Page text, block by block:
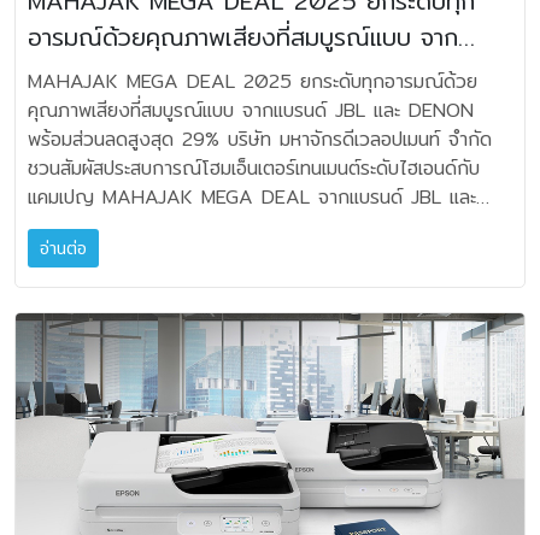
อย่างที่สำคัญไม่แพ้กันคือดีไซน์ เพราะทุกวันนี้อุปกรณ์ไม่ได้มีแค่
ฟังก์ชัน แต่ยังเป็นส่วนหนึ่งของการแต่งบ้านด้วย เราเลยชอบ
ดีไซน์ที่ดูคลาสสิก มินิมอล และเข้ากับบรรยากาศของบ้านได้” และ
เจเจ-กฤษณภูมิ พิบูลสงคราม เล่าว่า “จริงๆ เราฟังเพลงค่อน
ข้างเยอะ แต่ถ้าแนวที่ชอบที่สุดจะเป็น Hip-hop กับ R&B ซึ่ง
ศิลปินคนโปรดคือ Tyler, The Creator เราชอบทั้งสไตล์การ
แร็ป รวมถึงความสามารถด้านการโปรดิวซ์และการทำดนตรีของ
เขา แล้วพอเราเป็นคนที่อินกับรายละเอียดของดนตรี เวลาฟัง
เพลงก็เลยให้ความสำคัญกับอุปกรณ์ค่อนข้างมาก หลายคนอาจม
องว่าลำโพงแบบไหนก็ฟังได้เหมือนกัน แต่ถ้าฟังลึกลงไปอีก
ระดับ เราจะสัมผัสรายละเอียดของเสียงและสิ่งที่ศิลปินตั้งใจ
ถ่ายทอดได้มากขึ้น เพราะถ้าลำโพงคุณภาพไม่ดี บางครั้งเสียง
ย่านต่ำหรือย่านสูงอาจหายไป ทำให้ประสบการณ์การฟังไม่ครบ
ถ้วน ดังนั้นเวลาเลือกลำโพง นอกเหนือจากคาแรคเตอร์ของ
แบรนด์ที่เหมาะกับเราแล้ว ก็จะเลือกจากคุณภาพของเสียงว่า
บาลานซ์และดึงรายละเอียดแต่ละย่านออกมาได้ดีแค่ไหน รวมถึง
ดีไซน์ด้วย เพราะถ้าลำโพงสามารถเข้ากับการแต่งบ้านได้ ก็ยิ่ง
ตอบโจทย์การใช้ชีวิตมากขึ้น” พบกับ “ฮาร์แมน คาร์ดอน”
2569 ไม่ต่ำกว่า 5% จากการขับเคลื่อนกลยุทธ์ที่ให้ความสำคัญ
กับการสร้างคุณค่าในระยะยาวมากกว่าการแข่งขันด้านราคา ภาย
ใต้แนวคิด ‘Customer Value First’ โดยมุ่งสร้างคุณค่ารวม
(Total Value) ผ่านการผสานโซลูชัน บริการ และแนวทางด้าน
ความยั่งยืนอย่างเป็นระบบ ทั้งในตลาด B2C และ B2B”
สำหรับกลยุทธ์ในกลุ่ม B2C จะยึดแนวทาง ‘Defense &
Premiumization’ ที่มุ่งรักษาส่วนแบ่งตลาดและฐานลูกค้าใน
ตลาดที่เอปสันเป็นผู้นำอยู่ พร้อมกับยกระดับพอร์ตสินค้าไปสู่รุ่นที่มี
มูลค่าสูงขึ้น ควบคู่กับการเพิ่มประสิทธิภาพการทำตลาดทั้งช่อง
ทางออฟไลน์และออนไลน์ เพื่อเสริมความแข็งแกร่งของแบรนด์
และการเข้าถึงผู้บริโภคอย่างมีประสิทธิภาพ โดยสินค้าไฮไลท์ของ
กลุ่ม B2C ในปี 2569 ได้แก่ เครื่องพิมพ์ EcoTank รุ่นใหม่
และโปรเจคเตอร์ Lifestudio ซีรี่ส์ ซึ่งออกแบบมาเพื่อตอบโจทย์
ไลฟ์สไตล์ยุคใหม่ ไม่ว่าจะเป็น Lifestudio Pop ที่เน้นความ
กะทัดรัดและดีไซน์สนุก หรือ Lifestudio Flex ที่เน้นความ
ยืดหยุ่นและประสบการณ์ภาพระดับพรีเมียม พร้อมเทคโนโลยี
Google TV และระบบเสียงโดย Bose ขณะที่ตลาด B2B
เอปสันจะเดินหน้ากลยุทธ์ ‘Acceleration & Expansion’ มุ่ง
มองพาโนรามาอันน่าทึ่ง ผลงานทั้งหมดสะท้อนความทะเยอทะยาน
ทางศิลปะและความเชี่ยวชาญด้านเทคนิคที่กำลังเติบโตอย่างน่า
จับตามองในเอเชียตะวันออกเฉียงใต้ มร.เดวิด เอวานส์ ภัณฑา
รักษ์ของงานประกวด Epson International Pano Awards
ภัณฑารักษ์ของการแข่งขัน กล่าวว่า “ทุกปีขอบเขตของภาพถ่าย
พาโนรามาถูกขยายออกไป และปี 2025 ก็ไม่ต่างกัน ด้วยแรง
สนับสนุนจากเอปสัน เอเชียตะวันออกเฉียงใต้ และเอปสัน
ที่เข้าประกวดเต็มไปด้วยความหลากหลาย ความคิดสร้างสรรค์
และความเป็นเลิศทางเทคนิค ซึ่งยืนยันว่าพาโนรามาคือหนึ่งในสื่อ
ทรงพลังที่สุดในการเล่าเรื่องผ่านภาพถ่ายร่วมสมัย” การแข่งขัน
ในปีที่ 16 นี้ยังคงรวบรวมคณะกรรมการซึ่งเป็นช่างภาพพาโนรา
มาชั้นนำระดับโลก เป็นอีกหนึ่งเวทีสำคัญที่ยกระดับคุณภาพงาน
ศิลปะภาพถ่ายประเภทนี้อย่างแท้จริง ชมผลงานทั้งหมดได้ที่
เว็บไซต์ของการแข่งขัน:
https://thepanoawards.com/2025-winners-gallery
ตั้งลำโพง JS150 มูลค่า 20,000 บาท เมื่อซื้อลำโพง JBL
4329P JBL 4349 ราคาโปรโมชั่น 246,050 บาท
(จากราคา 259,000 บาท) *แถมฟรี ขาตั้งลำโพง JS120
มูลค่า 17,900 บาท และแผ่นเสียง Vinyl JBL 75th Jazz
Vocal Collection จำนวน 1 แผ่น เมื่อซื้อลำโพง JBL 4349
JBL 4306 ราคาโปรโมชั่น 44,910 บาท (จากราคา
49,900 บาท) JBL 4428 ราคาโปรโมชั่น
152,100 บาท (จากราคา 169,000 บาท) JBL Classic
Series JBL L52 Classic (สีส้ม/สีน้ำเงิน/สีดำ) ราคาโปรโมชั่น
37,905 บาท (จากราคา 39,900 บาท) *แถมฟรี ขาตั้งลำโพง
JS65 มูลค่า 22,900 บาท และแผ่นเสียง Vinyl JBL 75th
Jazz Vocal Collection จำนวน 1 แผ่น JBL L82 Classic
(สีดำ) ราคาโปรโมชั่น 85,405 บาท (จากราคา 89,900 บาท)
JBL L82 MKII (สีส้ม/สีดำ) ราคาโปรโมชั่น 85,405 บาท (จาก
ราคา 89,900 บาท) *แถมฟรี ขาตั้งลำโพง JS80 มูลค่า
15,900 บาท และแผ่นเสียง Vinyl JBL 75th Jazz Vocal
Collection จำนวน 1 แผ่น เมื่อซื้อลำโพง JBL L82 Classic
(สีดำ) หรือ JBL L82 MKII (สีส้ม/สีดำ) JBL L100 MKII (สี
อารมณ์ด้วยคุณภาพเสียงที่สมบูรณ์แบบ จาก
แบรนด์ JBL และ DENON พร้อมส่วนลดสูงสุด
29%
MAHAJAK MEGA DEAL 2025 ยกระดับทุกอารมณ์ด้วย
คุณภาพเสียงที่สมบูรณ์แบบ จากแบรนด์ JBL และ DENON
พร้อมส่วนลดสูงสุด 29% บริษัท มหาจักรดีเวลอปเมนท์ จำกัด
ชวนสัมผัสประสบการณ์โฮมเอ็นเตอร์เทนเมนต์ระดับไฮเอนด์กับ
แคมเปญ MAHAJAK MEGA DEAL จากแบรนด์ JBL และ
Denon ที่ยกระดับทุกอารมณ์ด้วยคุณภาพเสียงอันสมบูรณ์แบบ
มอบส่วนลดสูงสุด 29% พร้อมของขวัญพิเศษสำหรับสินค้าในรุ่น
ที่ร่วมรายการ ตั้งแต่วันที่ 15 พฤศจิกายน 2568 – 15
มกราคม 2569 นี้เท่านั้น โดยมีรายละเอียดโปรโมชั่นและสินค้าที่
ร่วมรายการมีดังนี้ JBL Soundbar JBL Bar 5.0 Multi
Beam ราคาโปรโมชั่น 10,965 บาท (จากราคา 12,900
บาท) JBL Bar 300 ราคาโปรโมชั่น 14,365 บาท (จาก
ราคา 16,900 บาท) JBL Bar 500 ราคาโปรโมชั่น
19,465 บาท (จากราคา 22,900 บาท) JBL Bar 9.1
ราคาโปรโมชั่น 19,900 บาท (จากราคา 27,900 บาท JBL
Bar 800 ราคาโปรโมชั่น 25,415 บาท (จากราคา
อ่านต่อ